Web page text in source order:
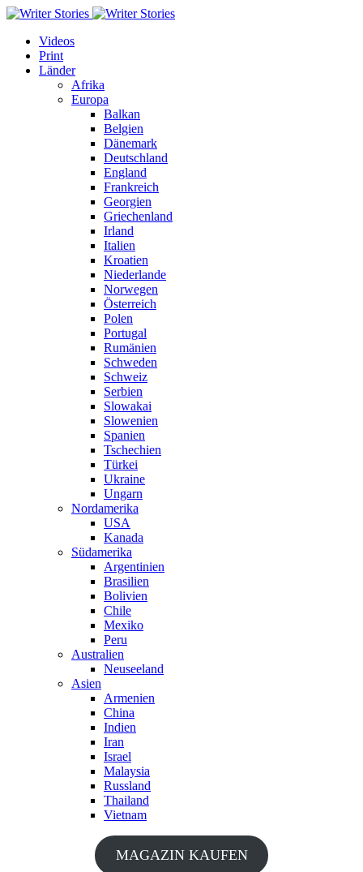
Videos
Print
Länder
Afrika
Europa
Balkan
Belgien
Dänemark
Deutschland
England
Frankreich
Georgien
Griechenland
Irland
Italien
Kroatien
Niederlande
Norwegen
Österreich
Polen
Portugal
Rumänien
Schweden
Schweiz
Serbien
Slowakai
Slowenien
Spanien
Tschechien
Türkei
Ukraine
Ungarn
Nordamerika
USA
Kanada
Südamerika
Argentinien
Brasilien
Bolivien
Chile
Mexiko
Peru
Australien
Neuseeland
Asien
Armenien
China
Indien
Iran
Israel
Malaysia
Russland
Thailand
Vietnam
MAGAZIN KAUFEN